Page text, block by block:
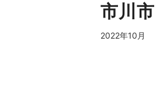
市川市
2022年10月